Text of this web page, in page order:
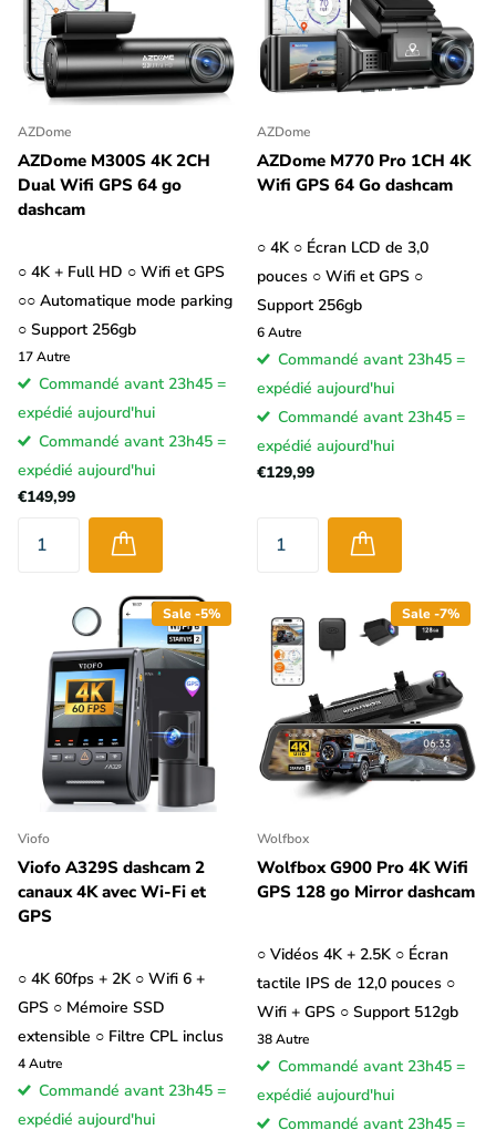
AZDome
AZDome M300S 4K 2CH
Dual Wifi GPS 64 go
dashcam
○ 4K + Full HD ○ Wifi et GPS
○○ Automatique mode parking
○ Support 256gb
17Autre
Commandé avant 23h45 =
expédié aujourd'hui
Commandé avant 23h45 =
expédié aujourd'hui
€149,99
AZDome
AZDome M770 Pro 1CH 4K
Wifi GPS 64 Go dashcam
○ 4K ○ Écran LCD de 3,0
pouces ○ Wifi et GPS ○
Support 256gb
6Autre
Commandé avant 23h45 =
expédié aujourd'hui
Commandé avant 23h45 =
expédié aujourd'hui
€129,99
Sale -5%
Viofo
Viofo A329S dashcam 2
canaux 4K avec Wi-Fi et
GPS
○ 4K 60fps + 2K ○ Wifi 6 +
GPS ○ Mémoire SSD
extensible ○ Filtre CPL inclus
4Autre
Commandé avant 23h45 =
expédié aujourd'hui
Sale -7%
Wolfbox
Wolfbox G900 Pro 4K Wifi
GPS 128 go Mirror dashcam
○ Vidéos 4K + 2.5K ○ Écran
tactile IPS de 12,0 pouces ○
Wifi + GPS ○ Support 512gb
38Autre
Commandé avant 23h45 =
expédié aujourd'hui
Commandé avant 23h45 =